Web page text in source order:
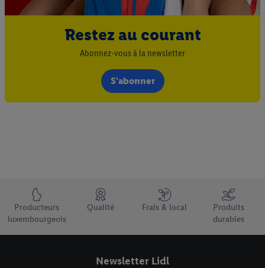
Restez au courant
Abonnez-vous à la newsletter
S'abonner
Élément du pied de page avec les USPs de Lidl Luxembourg
Producteurs
luxembourgeois
Qualité Frais & local
Produits
durables
Newsletter Lidl